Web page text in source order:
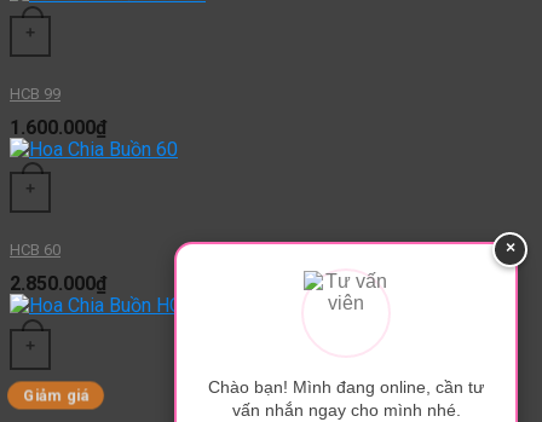
+
HCB 99
1.600.000₫
+
HCB 60
2.850.000₫
+
Giảm giá
×
Chào bạn! Mình đang online, cần tư
vấn nhắn ngay cho mình nhé.